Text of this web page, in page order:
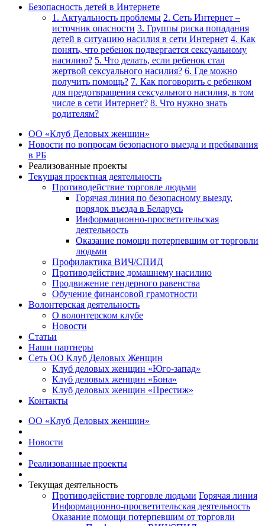
Безопасность детей в Интернете
1. Актуальность проблемы 2. Сеть Интернет –
источник опасности 3. Группы риска попадания
детей в ситуацию насилия в сети Интернет 4. Как
понять, что ребенок подвергается сексуальному
насилию? 5. Что делать, если ребенок стал
жертвой сексуального насилия? 6. Где можно
получить помощь? 7. Как поговорить с ребенком
для предотвращения сексуального насилия, в том
числе в сети Интернет? 8. Что нужно знать
родителям?
ОО «Клуб Деловых женщин»
Новости по вопросам безопасного выезда и пребывания
в РБ
Реализованные проекты
Текущая проектная деятельность
Противодействие торговле людьми
Горячая линия по безопасному выезду,
порядок въезда в Беларусь
Информационно-просветительская
деятельность
Оказание помощи потерпевшим от торговли
людьми
Профилактика ВИЧ/СПИД
Противодействие домашнему насилию
Продвижение гендерного равенства
Обучение финансовой грамотности
Волонтерская деятельность
О волонтерском клубе
Новости
Статьи
Наши партнеры
Сеть ОО Клуб Деловых Женщин
Клуб деловых женщин «Юго-запад»
Клуб деловых женщин «Бона»
Клуб деловых женщин «Престиж»
Контакты
ОО «Клуб Деловых женщин»
Новости
Реализованные проекты
Текущая деятельность
Противодействие торговле людьми Горячая линия
Информационно-просветительская деятельность
Оказание помощи потерпевшим от торговли